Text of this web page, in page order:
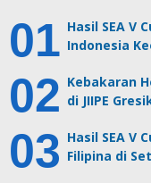
Hasil SEA V
Indonesia
Kebakaran
di JIIPE
Hasil SEA V
Filipina di